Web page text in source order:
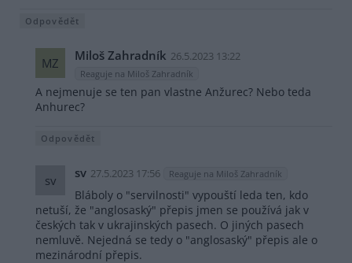
Odpovědět
MZ Miloš Zahradník 26.5.2023 13:22
Reaguje na Miloš Zahradník
A nejmenuje se ten pan vlastne Anžurec? Nebo teda
Anhurec?
Odpovědět
sv sv 27.5.2023 17:56 Reaguje na Miloš Zahradník
Bláboly o "servilnosti" vypouští leda ten, kdo
netuší, že "anglosaský" přepis jmen se používá jak v
českých tak v ukrajinských pasech. O jiných pasech
nemluvě. Nejedná se tedy o "anglosaský" přepis ale o
mezinárodní přepis.